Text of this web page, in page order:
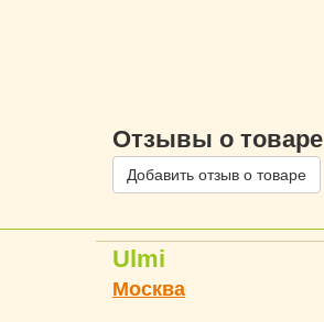
Отзывы о товаре
Добавить отзыв о товаре
Ulmi
Москва